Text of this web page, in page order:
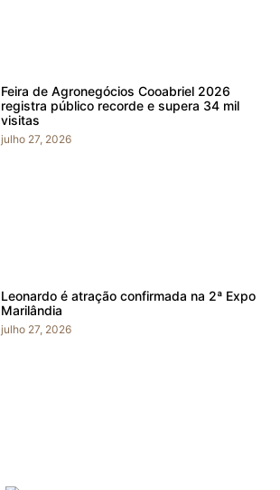
Feira de Agronegócios Cooabriel 2026
registra público recorde e supera 34 mil
visitas
julho 27, 2026
Leonardo é atração confirmada na 2ª Expo
Marilândia
julho 27, 2026